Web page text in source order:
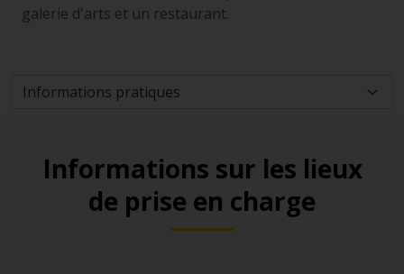
galerie d'arts et un restaurant.
Informations sur les lieux
de prise en charge